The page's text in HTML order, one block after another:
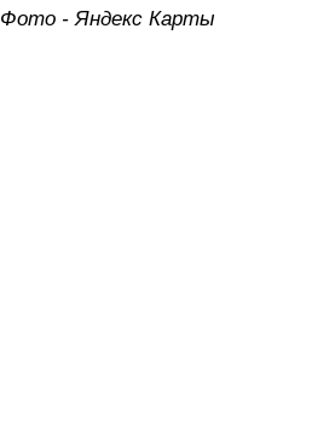
Фото - Яндекс Карты